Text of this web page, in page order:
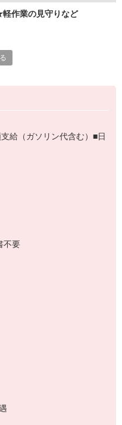
軽作業の見守りなど
も大歓迎♪
給（ガソリン代含む）■日
不要